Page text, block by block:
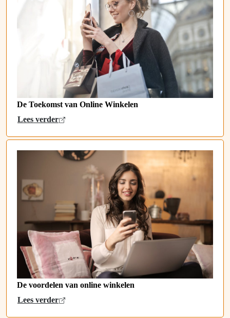
De Toekomst van Online Winkelen
Lees verder
De voordelen van online winkelen
Lees verder